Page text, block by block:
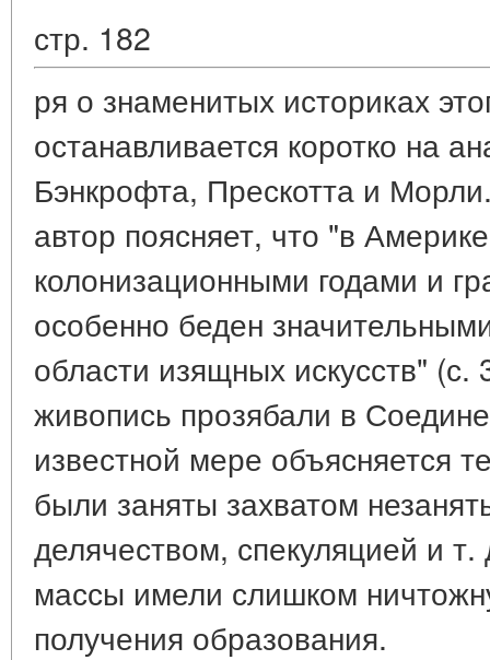
стр. 182
ря о знаменитых историках
останавливается коротко на
Бэнкрофта, Прескотта и
автор поясняет, что "в
колонизационными годами и
особенно беден
области изящных искусств" (с.
живопись прозябали в
известной мере объясняется
были заняты захватом
делячеством, спекуляцией и
массы имели слишком
получения образования.